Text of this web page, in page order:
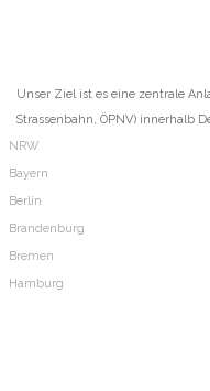
Unser Ziel ist es eine zentrale
Strassenbahn, ÖPNV) innerhalb
NRW
Bayern
Berlin
Brandenburg
Bremen
Hamburg